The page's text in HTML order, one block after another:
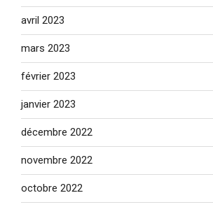
avril 2023
mars 2023
février 2023
janvier 2023
décembre 2022
novembre 2022
octobre 2022